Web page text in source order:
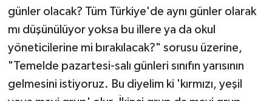
günler olacak? Tüm Türkiye'de aynı günler olarak
mı düşünülüyor yoksa bu illere ya da okul
yöneticilerine mi bırakılacak?" sorusu üzerine,
"Temelde pazartesi-salı günleri sınıfın yarısının
gelmesini istiyoruz. Bu diyelim ki 'kırmızı, yeşil